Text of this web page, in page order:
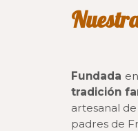
Fundada en
tradición
artesanal
padres de